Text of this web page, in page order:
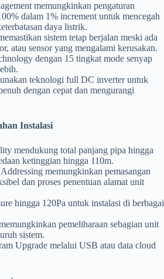
memungkinkan pengaturan
dalam 1% increment untuk mencegah
daya listrik.
sistem tetap berjalan meski ada
atau sensor yang mengalami kerusakan.
dengan 15 tingkat mode senyap
teknologi full DC inverter untuk
dengan cepat dan mengurangi
Instalasi
mendukung total panjang pipa hingga
ketinggian hingga 110m.
memungkinkan pemasangan
dan proses penentuan alamat unit
hingga 120Pa untuk instalasi di berbagai
pemeliharaan sebagian unit
sistem.
Upgrade melalui USB atau data cloud